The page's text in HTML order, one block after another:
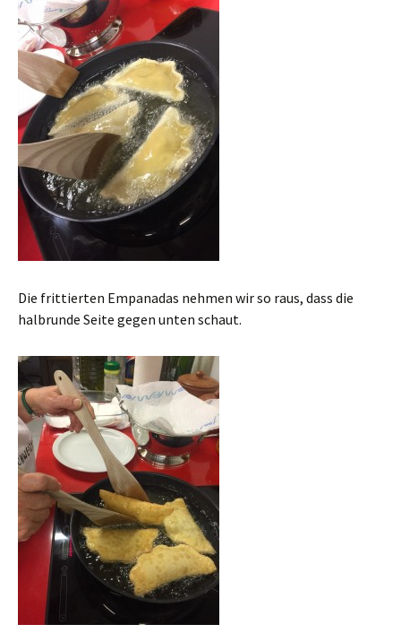
Die frittierten Empanadas nehmen wir so raus, dass die
halbrunde Seite gegen unten schaut.